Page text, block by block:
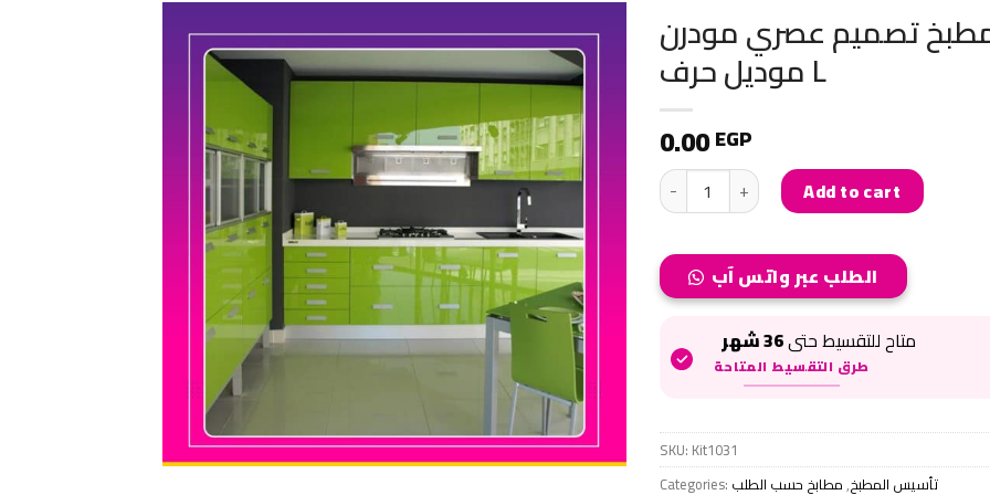
تصميم عصري مودرن
موديل حرف L
0.00EGP
Add to cart
الطلب عبر واتس آب
متاح للتقسيط حتى36 شهر
طرق التقسيط المتاحة
SKU: Kit1031
Categories:
تأسيس المطبخ,مطابخ حسب الطلب